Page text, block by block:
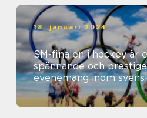
18. januari 2024
SM-finalen i hockey är
spännande och
evenemang inom